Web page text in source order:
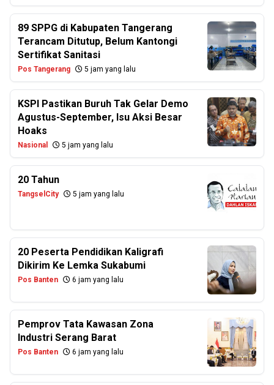
89 SPPG di Kabupaten Tangerang
Terancam Ditutup, Belum Kantongi
Sertifikat Sanitasi
Pos Tangerang 5 jam yang lalu
KSPI Pastikan Buruh Tak Gelar Demo
Agustus-September, Isu Aksi Besar
Hoaks
Nasional 5 jam yang lalu
20 Tahun
TangselCity 5 jam yang lalu
20 Peserta Pendidikan Kaligrafi
Dikirim Ke Lemka Sukabumi
Pos Banten 6 jam yang lalu
Pemprov Tata Kawasan Zona
Industri Serang Barat
Pos Banten 6 jam yang lalu